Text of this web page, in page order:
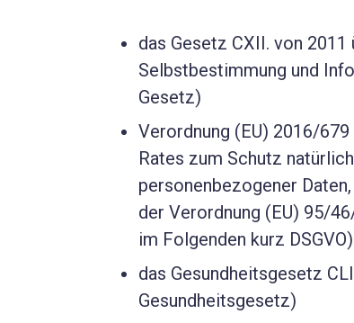
das Gesetz CXII. von
Selbstbestimmung und
Gesetz)
Verordnung (EU) 2016/
Rates zum Schutz
personenbezogener
der Verordnung (EU) 95/
im Folgenden kurz DSGVO)
das Gesundheitsgesetz
Gesundheitsgesetz)